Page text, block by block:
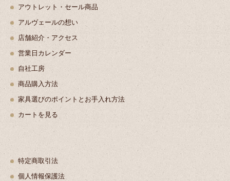
アウトレット・セール商品
アルヴェールの想い
店舗紹介・アクセス
営業日カレンダー
自社工房
商品購入方法
家具選びのポイントとお手入れ方法
カートを見る
特定商取引法
個人情報保護法